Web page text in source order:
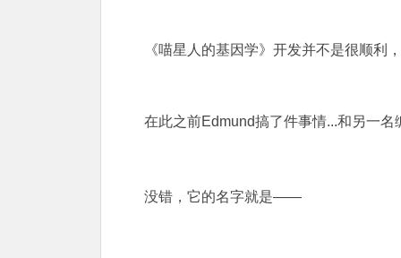
《喵星人的基因学》开发并不是很顺利
在此之前Edmund搞了件事情...和另一名
没错，它的名字就是——